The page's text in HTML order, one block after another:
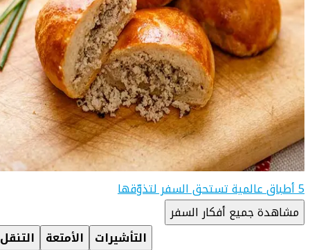
5 أطباق عالمية تستحق السفر لتذوّقها
مشاهدة جميع أفكار السفر
التنقل الأمتعة التأشيرات